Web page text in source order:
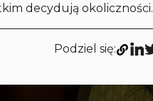
decydują okoliczności.
Podziel się: